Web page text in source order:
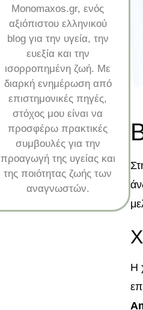
Monomaxos.gr, ενός
αξιόπιστου ελληνικού
blog για την υγεία, την
ευεξία και την
ισορροπημένη ζωή. Με
διαρκή ενημέρωση από
επιστημονικές πηγές,
στόχος μου είναι να
προσφέρω πρακτικές
συμβουλές για την
προαγωγή της υγείας και
της ποιότητας ζωής των
αναγνωστών.
Η